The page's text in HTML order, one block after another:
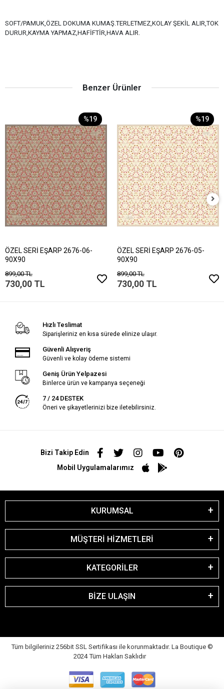
SOFT/PAMUK,ÖZEL DOKUMA KUMAŞ.TERLETMEZ,KOLAY ŞEKİL ALIR,TOK
DURUR,KAYMA YAPMAZ,HAFİFTİR,HAVA ALIR.
Benzer Ürünler
%19
ÖZEL SERİ EŞARP 2676-06-
90X90
899,00 TL
730,00 TL
%19
ÖZEL SERİ EŞARP 2676-05-
90X90
899,00 TL
730,00 TL
Hızlı Teslimat
Siparişleriniz en kısa sürede elinize ulaşır.
Güvenli Alışveriş
Güvenli ve kolay ödeme sistemi
Geniş Ürün Yelpazesi
Binlerce ürün ve kampanya seçeneği
7 / 24 DESTEK
Öneri ve şikayetlerinizi bize iletebilirsiniz.
Bizi Takip Edin
Mobil Uygulamalarımız
KURUMSAL
MÜŞTERİ HİZMETLERİ
KATEGORİLER
BİZE ULAŞIN
Tüm bilgileriniz 256bit SSL Sertifikası ile korunmaktadır. La Boutique ©
2024 Tüm Hakları Saklıdır